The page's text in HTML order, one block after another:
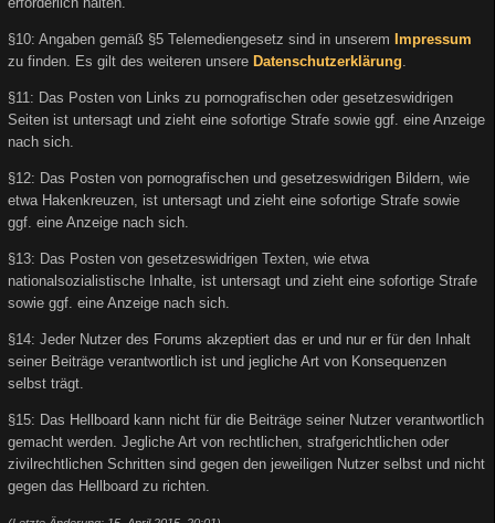
§10: Angaben gemäß §5 Telemediengesetz sind in unserem Impressum
zu finden. Es gilt des weiteren unsere Datenschutzerklärung
§11: Das Posten von Links zu pornografischen oder gesetzeswidrigen
Seiten ist untersagt und zieht eine sofortige Strafe sowie ggf. eine Anzeige
nach sich.
§12: Das Posten von pornografischen und gesetzeswidrigen Bildern, wie
etwa Hakenkreuzen, ist untersagt und zieht eine sofortige Strafe sowie
ggf. eine Anzeige nach sich.
§13: Das Posten von gesetzeswidrigen Texten, wie etwa
nationalsozialistische Inhalte, ist untersagt und zieht eine sofortige Strafe
sowie ggf. eine Anzeige nach sich.
§14: Jeder Nutzer des Forums akzeptiert das er und nur er für den Inhalt
seiner Beiträge verantwortlich ist und jegliche Art von Konsequenzen
selbst trägt.
§15: Das Hellboard kann nicht für die Beiträge seiner Nutzer verantwortlich
gemacht werden. Jegliche Art von rechtlichen, strafgerichtlichen oder
zivilrechtlichen Schritten sind gegen den jeweiligen Nutzer selbst und nicht
gegen das Hellboard zu richten.